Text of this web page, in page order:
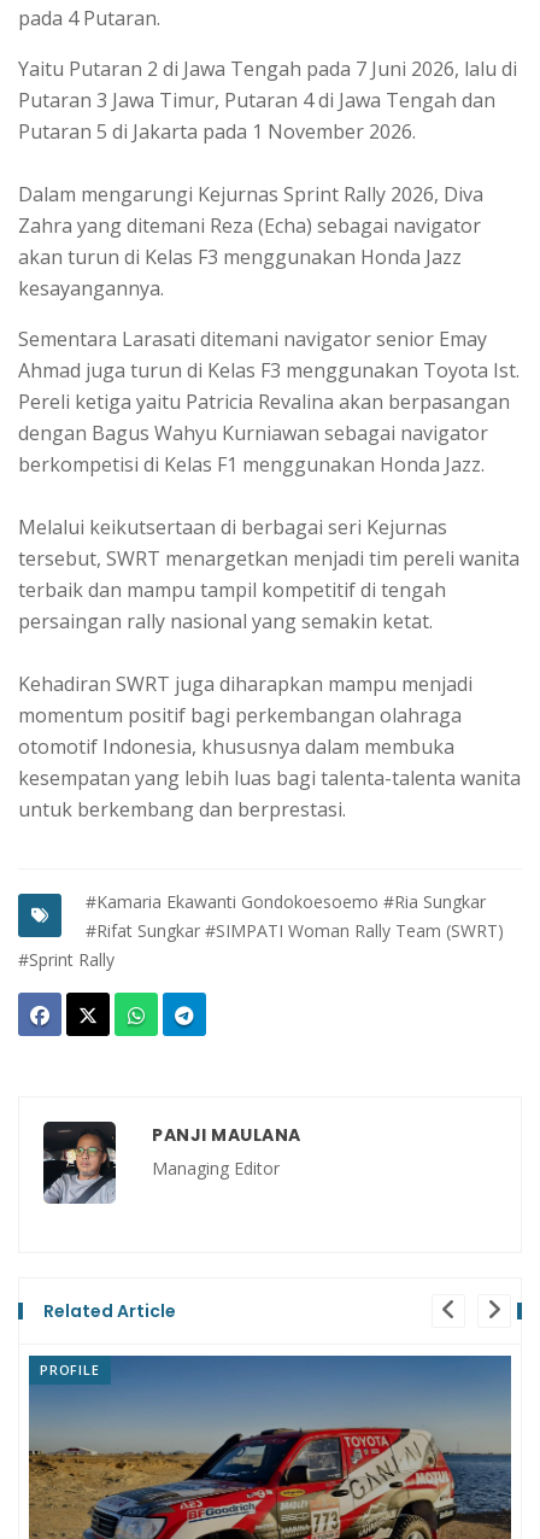
pada 4 Putaran.
Yaitu Putaran 2 di Jawa Tengah pada 7 Juni 2026, lalu di
Putaran 3 Jawa Timur, Putaran 4 di Jawa Tengah dan
Putaran 5 di Jakarta pada 1 November 2026.
Dalam mengarungi Kejurnas Sprint Rally 2026, Diva
Zahra yang ditemani Reza (Echa) sebagai navigator
akan turun di Kelas F3 menggunakan Honda Jazz
kesayangannya.
Sementara Larasati ditemani navigator senior Emay
Ahmad juga turun di Kelas F3 menggunakan Toyota Ist.
Pereli ketiga yaitu Patricia Revalina akan berpasangan
dengan Bagus Wahyu Kurniawan sebagai navigator
berkompetisi di Kelas F1 menggunakan Honda Jazz.
Melalui keikutsertaan di berbagai seri Kejurnas
tersebut, SWRT menargetkan menjadi tim pereli wanita
terbaik dan mampu tampil kompetitif di tengah
persaingan rally nasional yang semakin ketat.
Kehadiran SWRT juga diharapkan mampu menjadi
momentum positif bagi perkembangan olahraga
otomotif Indonesia, khususnya dalam membuka
kesempatan yang lebih luas bagi talenta-talenta wanita
untuk berkembang dan berprestasi.
#Kamaria Ekawanti Gondokoesoemo #Ria Sungkar
#Rifat Sungkar #SIMPATI Woman Rally Team (SWRT)
#Sprint Rally
PANJI MAULANA
Managing Editor
Related Article
NEWS